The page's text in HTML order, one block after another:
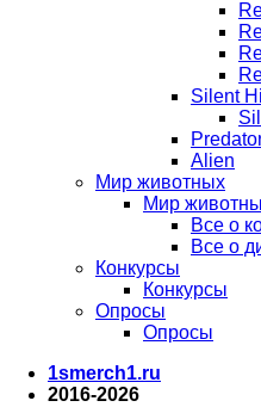
Silent
Alien
Мир животных
Мир
Все о
Все о
Конкурсы
Конкурсы
Опросы
Опросы
1smerch1.ru
2016-2026